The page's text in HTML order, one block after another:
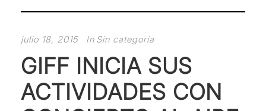
julio 18, 2015 In Sin categoría
GIFF INICIA SUS
ACTIVIDADES CON